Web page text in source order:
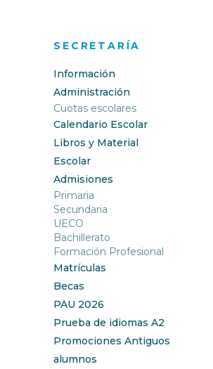
SECRETARÍA
Información
Administración
Cuotas escolares
Calendario Escolar
Libros y Material
Escolar
Admisiones
Primaria
Secundaria
UECO
Bachillerato
Formación Profesional
Matrículas
Becas
PAU 2026
Prueba de idiomas A2
Promociones Antiguos
alumnos